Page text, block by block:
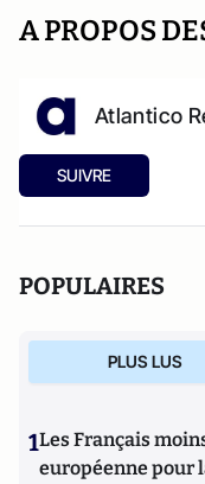
A PROPOS
Atlantico
SUIVRE
POPULAIRES
PLUS LUS
1Les Français
européenne pour